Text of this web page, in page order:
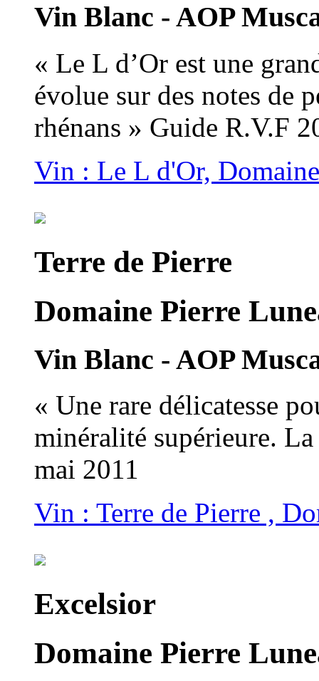
Vin Blanc - AOP
« Le L d’Or est une
évolue sur des notes de
rhénans » Guide R.V.F
Vin : Le L d'Or,
Terre de Pierre
Domaine Pierre
Vin Blanc - AOP
« Une rare délicatesse
minéralité supérieure.
mai 2011
Vin : Terre de Pierre ,
Excelsior
Domaine Pierre